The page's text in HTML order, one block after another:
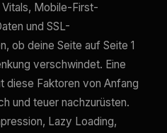
Mobile-First-
und SSL-
ob deine Seite auf Seite 1
verschwindet. Eine
diese Faktoren von Anfang
und teuer nachzurüsten.
Lazy Loading,